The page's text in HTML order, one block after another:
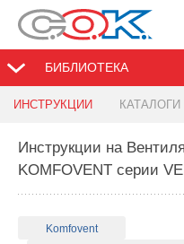
БИБЛИОТЕКА
ИНСТРУКЦИИ КАТАЛОГИ
Инструкции на
KOMFOVENT серии
Komfovent